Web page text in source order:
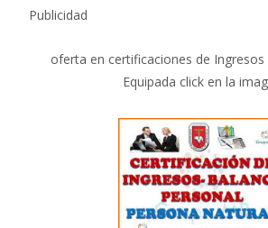
Publicidad
oferta en certificaciones de Ingresos
Equipada click en la